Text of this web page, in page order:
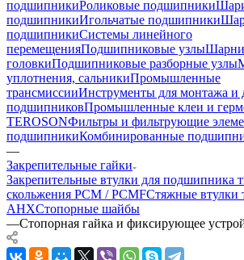
подшипникиРоликовые подшипники
подшипникиИгольчатые подшипники
подшипникиСистемы линейного
перемещенияПодшипниковые узлы
головкиПодшипниковые разборные узлы
уплотнения, сальникиПромышленные
трансмиссииИнструменты для монтажа и
подшипниковПромышленные клеи и
TEROSONФильтры и фильтрующие
подшипникиКомбинированные
—
Закрепительные гайки
Закрепительные втулки для подшипника
скольжения PCM / PCMFСтяжные втулки
AHXСтопорные шайбы
—Стопорная гайка и фиксирующее